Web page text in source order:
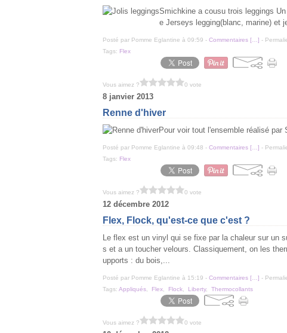
Smichkine a cousu trois leggings
e Jerseys legging(blanc, marine) et
Posté par Pomme Eglantine à 09:59 - Commentaires [ ] -
Tags: Flex
Vous aimez ? 0 vote
8 janvier 2013
Renne d'hiver
Pour voir tout l'ensemble réalisé par
Posté par Pomme Eglantine à 09:48 - Commentaires [ ] -
Tags: Flex
Vous aimez ? 0 vote
12 décembre 2012
Flex, Flock, qu'est-ce que c'est ?
Le flex est un vinyl qui se fixe par la chaleur sur un
s et a un toucher velours. Classiquement, on les
upports : du bois,...
Posté par Pomme Eglantine à 15:19 - Commentaires [ ] -
Tags: Appliqués Flex Flock Liberty, Thermocollants
Vous aimez ? 0 vote